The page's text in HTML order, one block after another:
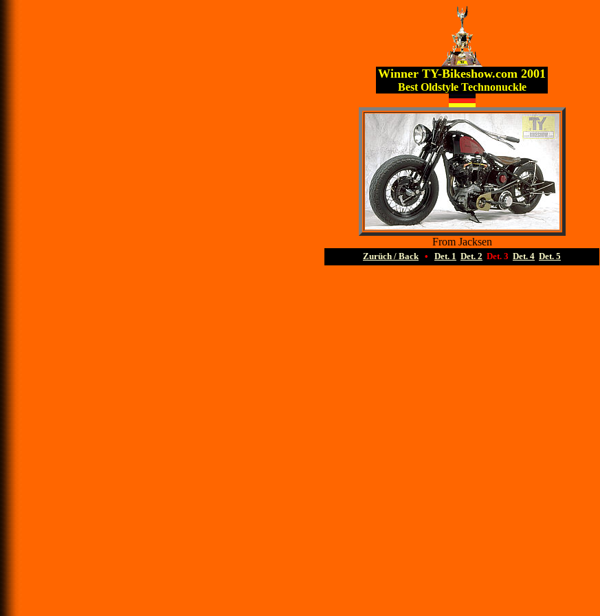
Winner TY-Bikeshow.com 2001
Best Oldstyle Technonuckle
From Jacksen
Zurüch / Back• Det. 1 Det. 2 Det. 3 Det. 4 Det. 5